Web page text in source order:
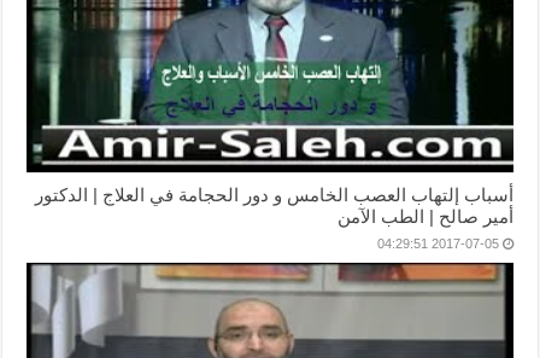
أسباب إلتهاب العصب الخامس و دور الحجامة في العلاج | الدكتور
أمير صالح | الطب الآمن
2017-07-05 04:29:51